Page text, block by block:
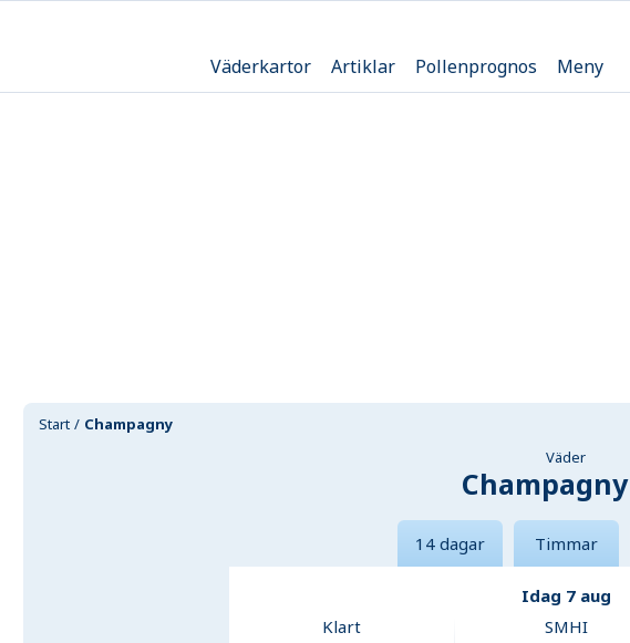
Väderkartor Artiklar Pollenprognos Meny
Start Champagny
Väder
Champagny
14 dagar Timmar
Idag 7 aug
Klart
SMHI